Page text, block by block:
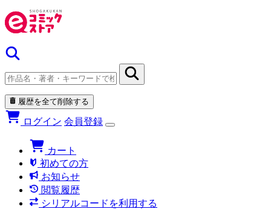
履歴を全て削除する
ログイン 会員登録
カート
初めての方
お知らせ
閲覧履歴
シリアルコードを利用する